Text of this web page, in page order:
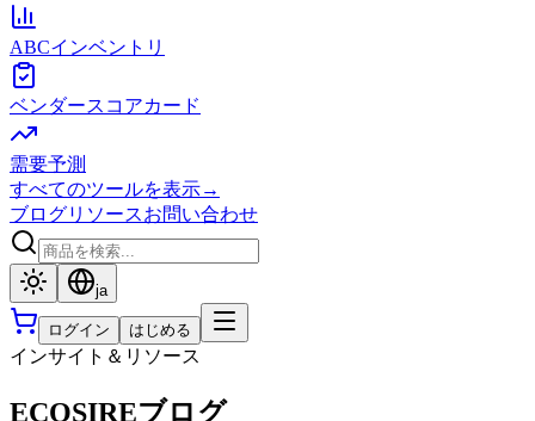
ABCインベントリ
ベンダースコアカード
需要予測
すべてのツールを表示→
ブログリソースお問い合わせ
ja
ログイン はじめる
インサイト＆リソース
ECOSIREブログ